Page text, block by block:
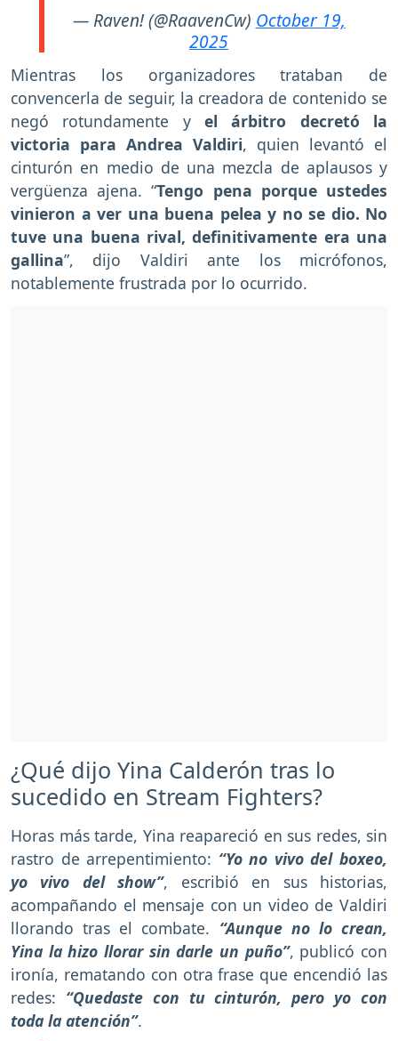
— Raven! (@RaavenCw) October 19,
2025
Mientras los organizadores trataban de
convencerla de seguir, la creadora de contenido se
negó rotundamente y el árbitro decretó la
victoria para Andrea Valdiri, quien levantó el
cinturón en medio de una mezcla de aplausos y
vergüenza ajena. “Tengo pena porque ustedes
vinieron a ver una buena pelea y no se dio. No
tuve una buena rival, definitivamente era una
gallina”, dijo Valdiri ante los micrófonos,
notablemente frustrada por lo ocurrido.
¿Qué dijo Yina Calderón tras lo
sucedido en Stream Fighters?
Horas más tarde, Yina reapareció en sus redes, sin
rastro de arrepentimiento: “Yo no vivo del boxeo,
yo vivo del show”, escribió en sus historias,
acompañando el mensaje con un video de Valdiri
llorando tras el combate. “Aunque no lo crean,
Yina la hizo llorar sin darle un puño”, publicó con
ironía, rematando con otra frase que encendió las
redes: “Quedaste con tu cinturón, pero yo con
toda la atención”.